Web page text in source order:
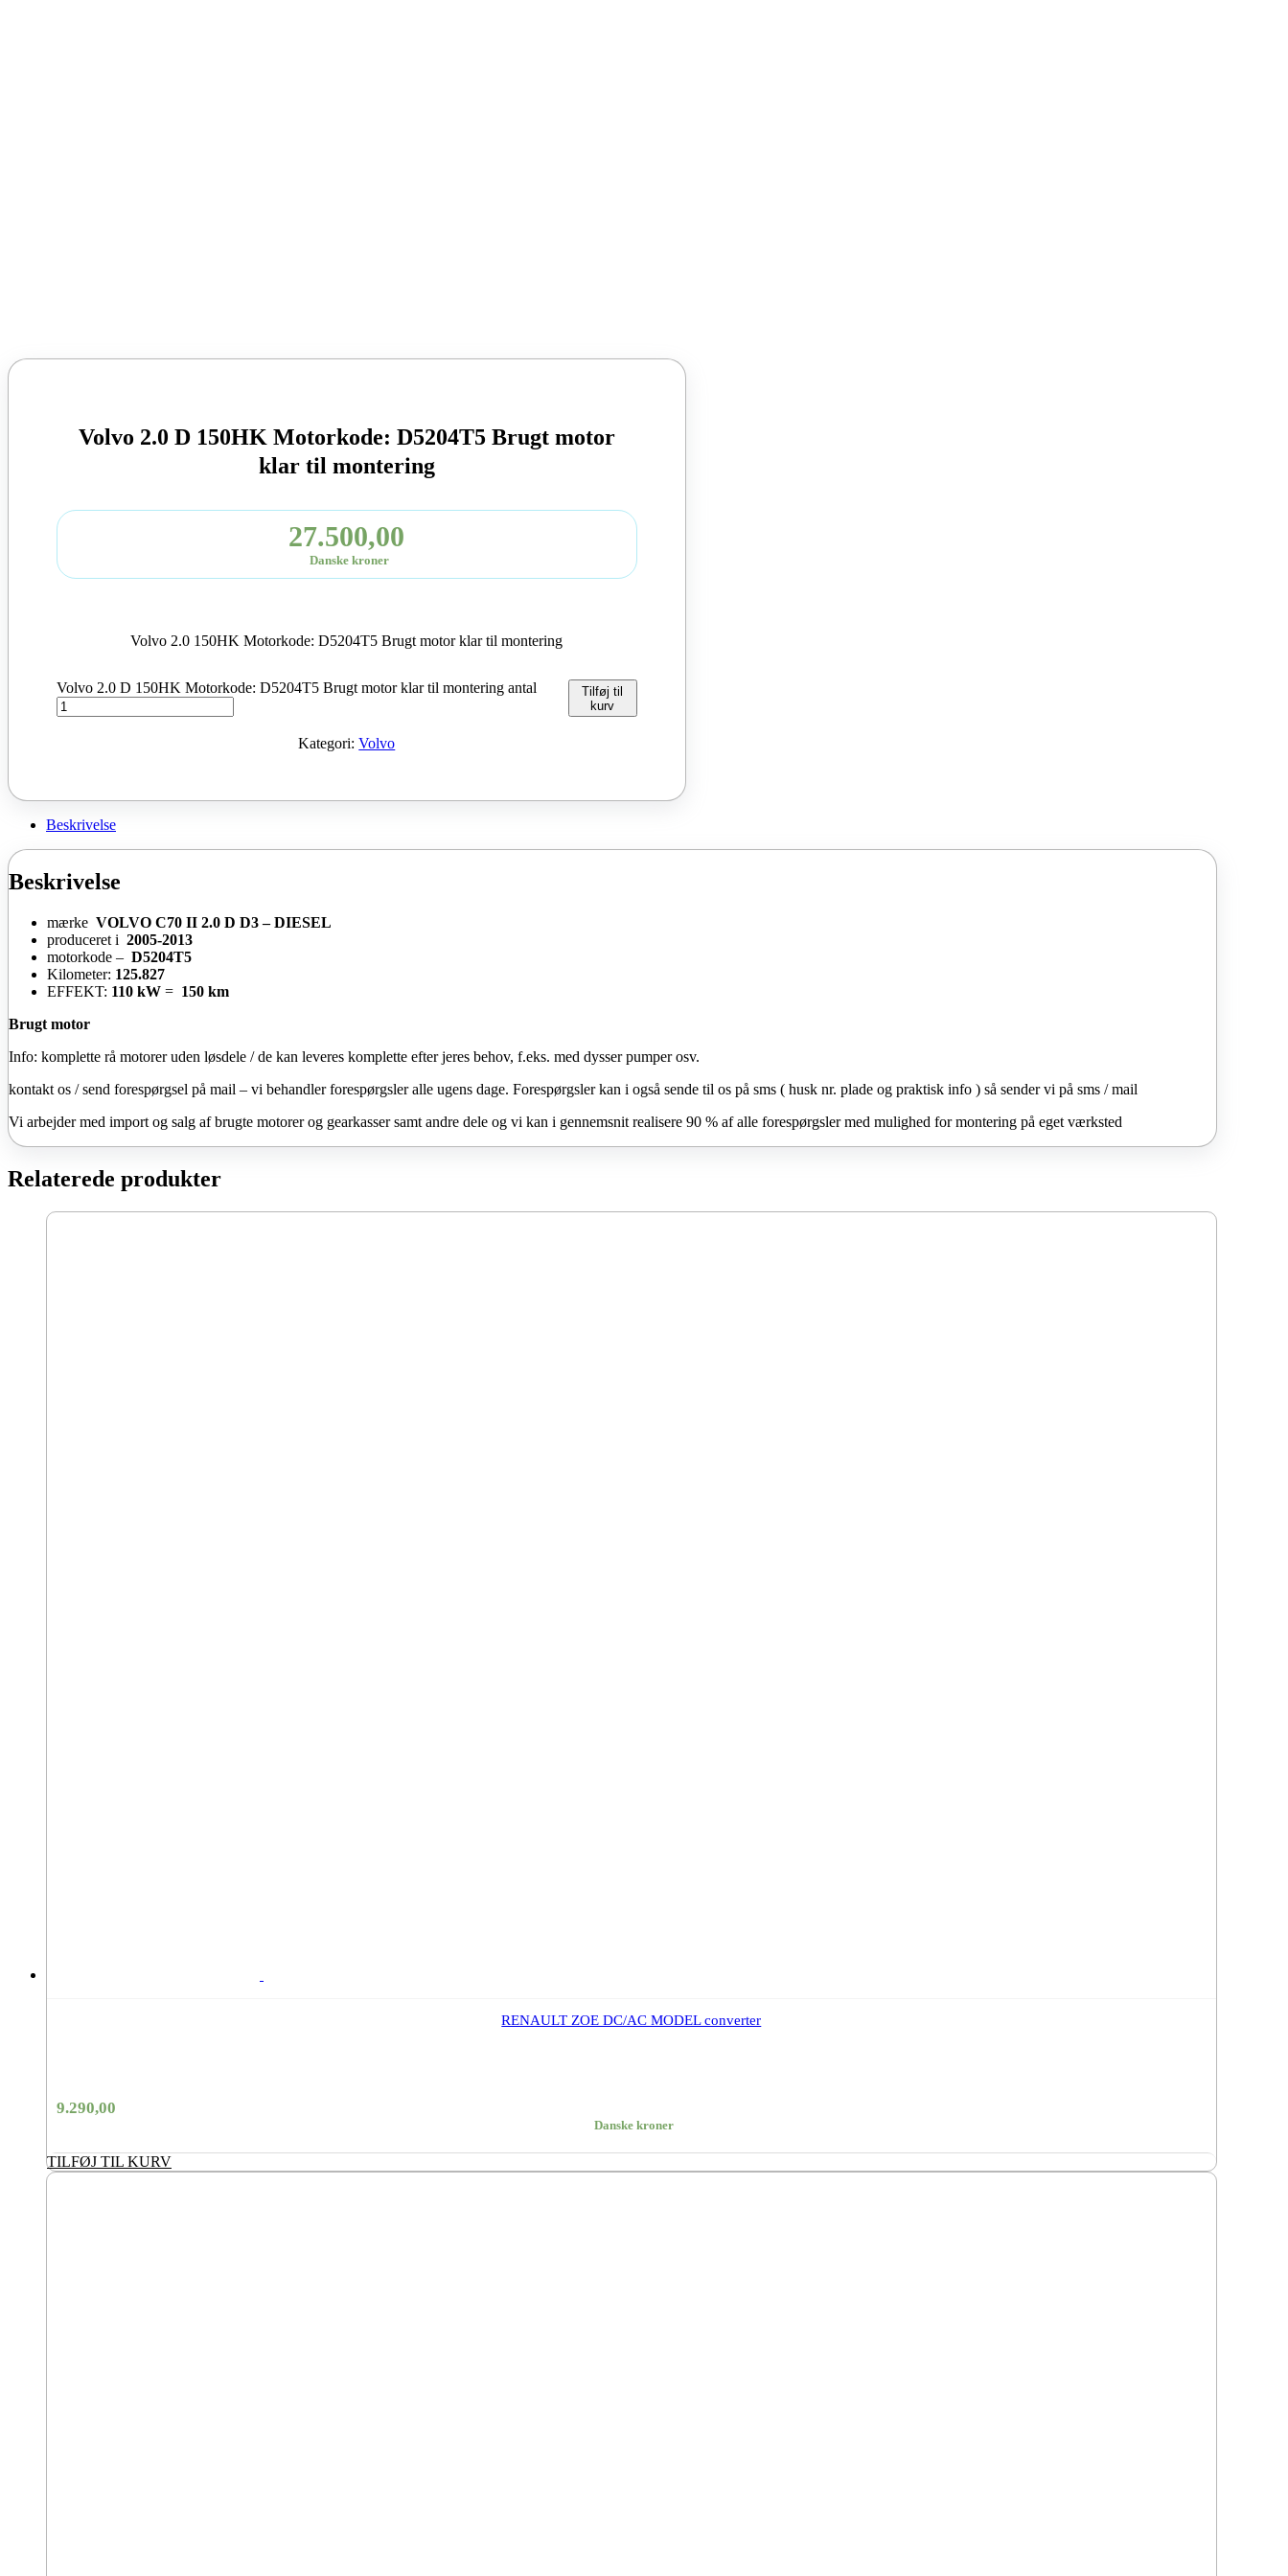
Volvo 2.0 D 150HK Motorkode: D5204T5 Brugt motor
klar til montering
27.500,00
Danske kroner
Volvo 2.0 150HK Motorkode: D5204T5 Brugt motor klar til montering
Volvo 2.0 D 150HK Motorkode: D5204T5 Brugt motor klar til montering antal
Tilføj til
kurv
Kategori:Volvo
Beskrivelse
Beskrivelse
mærke VOLVO C70 II 2.0 D D3 – DIESEL
produceret i 2005-2013
motorkode – D5204T5
Kilometer: 125.827
EFFEKT: 110 kW = 150 km
Brugt motor
Info: komplette rå motorer uden løsdele / de kan leveres komplette efter jeres behov, f.eks. med dysser pumper osv.
kontakt os / send forespørgsel på mail – vi behandler forespørgsler alle ugens dage. Forespørgsler kan i også sende til os på sms ( husk nr. plade og praktisk info ) så sender vi på sms / mail
Vi arbejder med import og salg af brugte motorer og gearkasser samt andre dele og vi kan i gennemsnit realisere 90 % af alle forespørgsler med mulighed for montering på eget værksted
Relaterede produkter
RENAULT ZOE DC/AC MODEL converter
9.290,00
Danske kroner
TILFØJ TIL KURV